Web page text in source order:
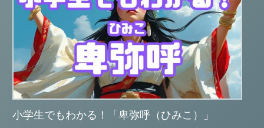
小学生でもわかる！「卑弥呼（ひみこ）」